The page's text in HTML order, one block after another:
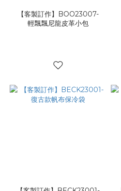
【客製訂作】BOO23007-
輕飄飄尼龍皮革小包